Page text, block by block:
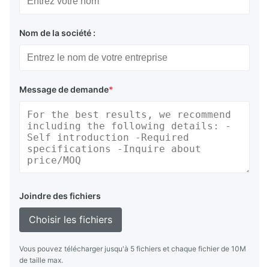
Nom de la société :
Message de demande*
Joindre des fichiers
Choisir les fichiers
Vous pouvez télécharger jusqu'à 5 fichiers et chaque fichier de 10M
de taille max.